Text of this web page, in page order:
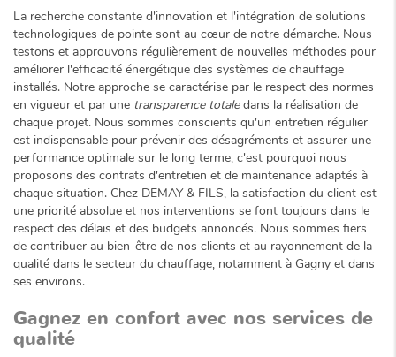
La recherche constante d'innovation et l'intégration de solutions
technologiques de pointe sont au cœur de notre démarche. Nous
testons et approuvons régulièrement de nouvelles méthodes pour
améliorer l'efficacité énergétique des systèmes de chauffage
installés. Notre approche se caractérise par le respect des normes
en vigueur et par une transparence totaledans la réalisation de
chaque projet. Nous sommes conscients qu'un entretien régulier
est indispensable pour prévenir des désagréments et assurer une
performance optimale sur le long terme, c'est pourquoi nous
proposons des contrats d'entretien et de maintenance adaptés à
chaque situation. Chez DEMAY & FILS, la satisfaction du client est
une priorité absolue et nos interventions se font toujours dans le
respect des délais et des budgets annoncés. Nous sommes fiers
de contribuer au bien-être de nos clients et au rayonnement de la
qualité dans le secteur du chauffage, notamment à Gagny et dans
ses environs.
Gagnez en confort avec nos services de
qualité